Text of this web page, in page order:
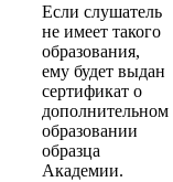
Если слушатель
не имеет такого
образования,
ему будет выдан
сертификат о
дополнительном
образовании
образца
Академии.